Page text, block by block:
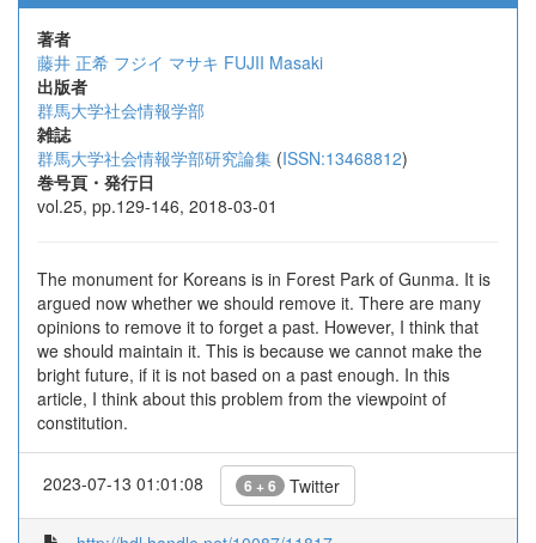
著者
藤井 正希 フジイ マサキ FUJII Masaki
出版者
群馬大学社会情報学部
雑誌
群馬大学社会情報学部研究論集 (ISSN:13468812)
巻号頁・発行日
vol.25, pp.129-146, 2018-03-01
The monument for Koreans is in Forest Park of Gunma. It is
argued now whether we should remove it. There are many
opinions to remove it to forget a past. However, I think that
we should maintain it. This is because we cannot make the
bright future, if it is not based on a past enough. In this
article, I think about this problem from the viewpoint of
constitution.
2023-07-13 01:01:08 6 + 6 Twitter